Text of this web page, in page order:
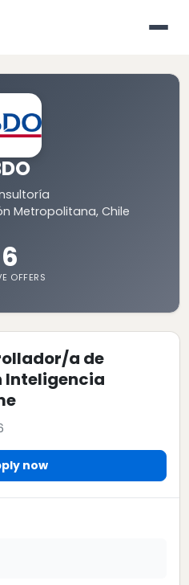
Metropolitana, Chile
6
OFFERS
a de
Inteligencia
now